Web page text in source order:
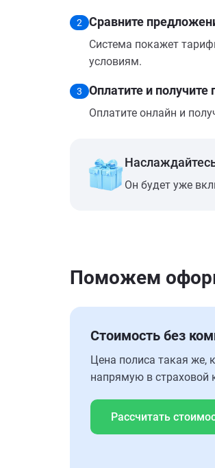
2 Сравните
Система покажет
условиям.
3 Оплатите и получите
Оплатите онлайн и
Он будет уже
Поможем
Стоимость без
Цена полиса такая же,
напрямую в страховой
Рассчитать